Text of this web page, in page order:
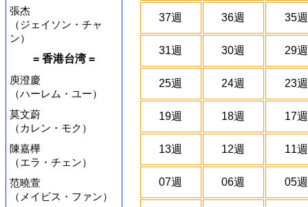
張杰
（ジェイソン・チャ
ン）
= 香港台湾 =
庾澄慶
（ハーレム・ユー）
莫文蔚
（カレン・モク）
陳嘉樺
（エラ・チェン）
范曉萱
（メイビス・ファン）
37週 36週 35週
31週 30週 29週
25週 24週 23週
19週 18週 17週
13週 12週 11週
07週 06週 05週